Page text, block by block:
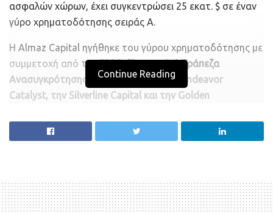
ασφαλών χώρων, έχει συγκεντρώσει 25 εκατ. $ σε έναν
γύρο χρηματοδότησης σειράς Α.
Η Almaz Capital ηγήθηκε του γύρου χρηματοδότησης με
συμμετοχή από την EBRD (Ευρωπαϊκή Τράπεζα
Ανασυγκρότησης και Ανάπτυξης),την Endeavor
Catalyst, την Silverline Capital και την Golden
επενδυτών JCI Ventures (ο εταιρικός βραχίονας της
Johnson Controls), Ray Stata, Hardware Club και LDV
«Στην Alcatraz AI, πιστεύουμε ότι η ασφάλεια και η
προστασία είναι η πρώτη αρχή και δεσμευόμαστε να
Continue Reading